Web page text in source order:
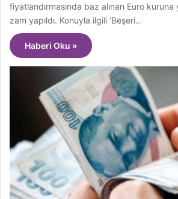
fiyatlandırmasında baz alınan Euro
zam yapıldı. Konuyla ilgili ‘Beşeri…
Haberi Oku »